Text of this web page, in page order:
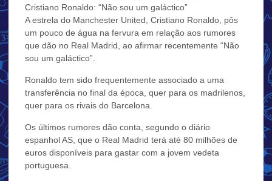
Cristiano Ronaldo: “Não sou um galáctico”
A estrela do Manchester United, Cristiano Ronaldo, pôs
um pouco de água na fervura em relação aos rumores
que dão no Real Madrid, ao afirmar recentemente “Não
sou um galáctico”.
Ronaldo tem sido frequentemente associado a uma
transferência no final da época, quer para os madrilenos,
quer para os rivais do Barcelona.
Os últimos rumores dão conta, segundo o diário
espanhol AS, que o Real Madrid terá até 80 milhões de
euros disponíveis para gastar com a jovem vedeta
portuguesa.